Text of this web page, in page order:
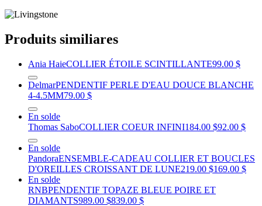
Produits similiares
Ania HaieCOLLIER ÉTOILE SCINTILLANTE99.00 $
DelmarPENDENTIF PERLE D'EAU DOUCE BLANCHE
4-4.5MM79.00 $
En solde
Thomas SaboCOLLIER COEUR INFINI184.00 $92.00 $
En solde
PandoraENSEMBLE-CADEAU COLLIER ET BOUCLES
D'OREILLES CROISSANT DE LUNE219.00 $169.00 $
En solde
RNBPENDENTIF TOPAZE BLEUE POIRE ET
DIAMANTS989.00 $839.00 $